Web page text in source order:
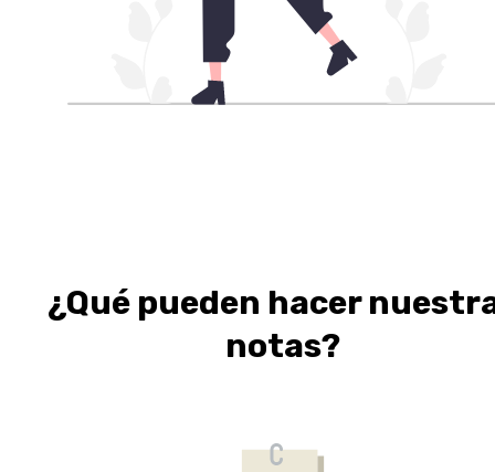
¿Qué pueden hacer
notas?